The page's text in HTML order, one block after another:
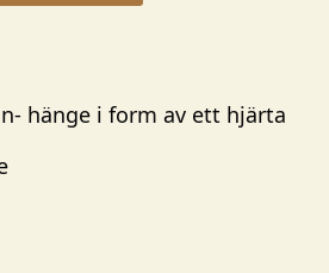
hänge i form av ett hjärta